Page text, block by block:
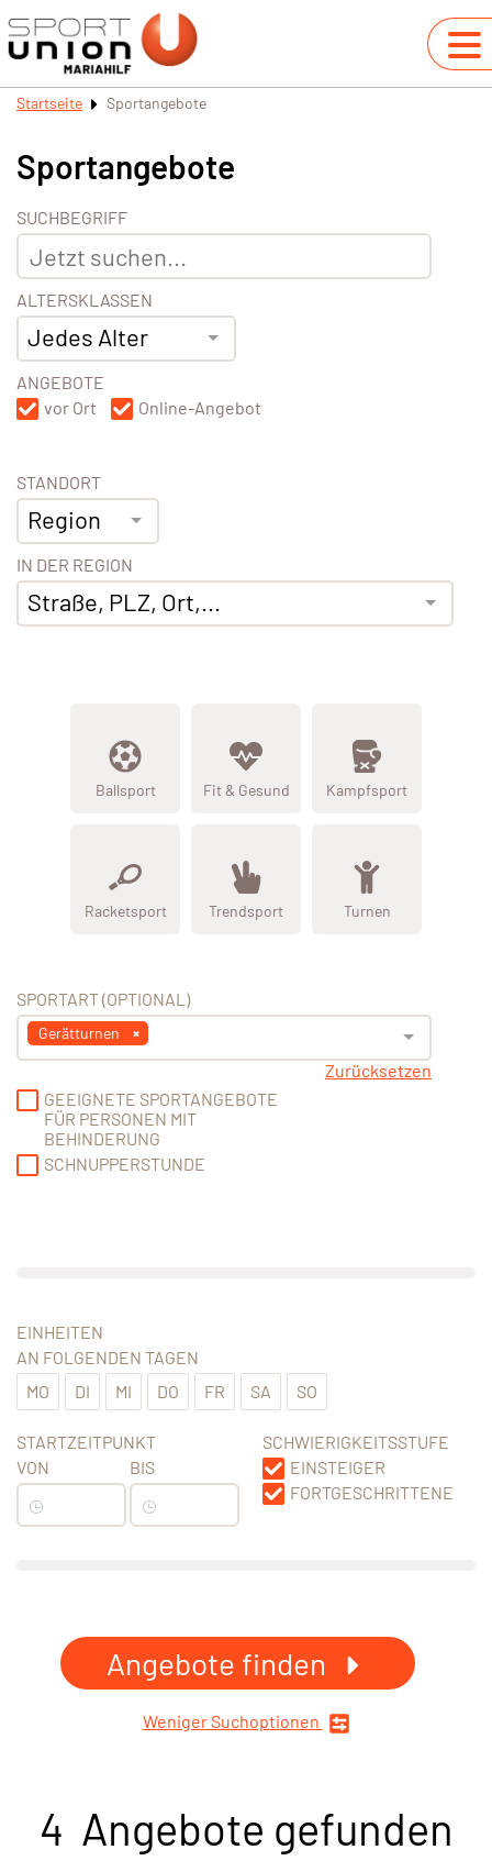
Startseite Sportangebote
Sportangebote
SUCHBEGRIFF
ALTERSKLASSEN
Jedes Alter
ANGEBOTE
vor Ort
Online-Angebot
STANDORT
Region
IN DER REGION
Straße, PLZ, Ort,...
Ballsport Fit & Gesund Kampfsport
Racketsport Trendsport Turnen
SPORTART (OPTIONAL)
Gerätturnen
Zurücksetzen
GEEIGNETE SPORTANGEBOTE
FÜR PERSONEN MIT
BEHINDERUNG
SCHNUPPERSTUNDE
EINHEITEN
AN FOLGENDEN TAGEN
MO
DI MI DO FR SA SO
STARTZEITPUNKT
VON
BIS
SCHWIERIGKEITSSTUFE
EINSTEIGER
FORTGESCHRITTENE
Angebote finden
Weniger Suchoptionen
4 Angebote gefunden